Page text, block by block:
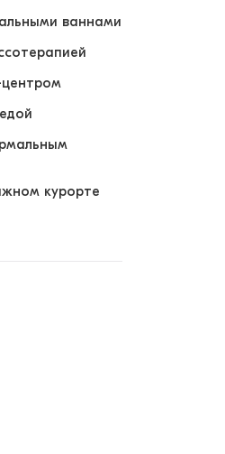
ваннами
курорте